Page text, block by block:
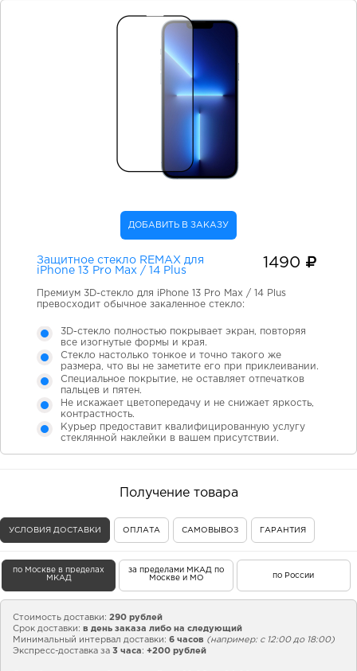
ДОБАВИТЬ В ЗАКАЗУ
Защитное стекло REMAX для
iPhone 13 Pro Max / 14 Plus
1490
Премиум 3D-стекло для iPhone 13 Pro Max / 14 Plus
превосходит обычное закаленное стекло:
3D-стекло полностью покрывает экран, повторяя
все изогнутые формы и края.
Стекло настолько тонкое и точно такого же
размера, что вы не заметите его при приклеивании.
Специальное покрытие, не оставляет отпечатков
пальцев и пятен.
Не искажает цветопередачу и не снижает яркость,
контрастность.
Курьер предоставит квалифицированную услугу
стеклянной наклейки в вашем присутствии.
Получение товара
УСЛОВИЯ ДОСТАВКИ ОПЛАТА САМОВЫВОЗ ГАРАНТИЯ
по Москве в пределах
МКАД
за пределами МКАД по
Москве и МО
по России
Стоимость доставки: 290 рублей
Срок доставки: в день заказа либо на следующий
Минимальный интервал доставки: 6 часов (например: с 12:00 до 18:00)
Экспресс-доставка за 3 часа : +200 рублей